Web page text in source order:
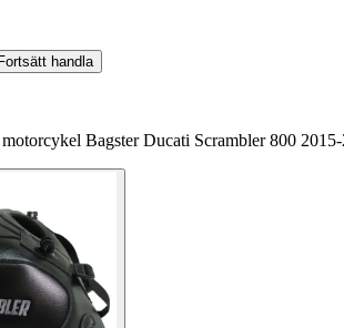
handla
Bagster Ducati Scrambler 800